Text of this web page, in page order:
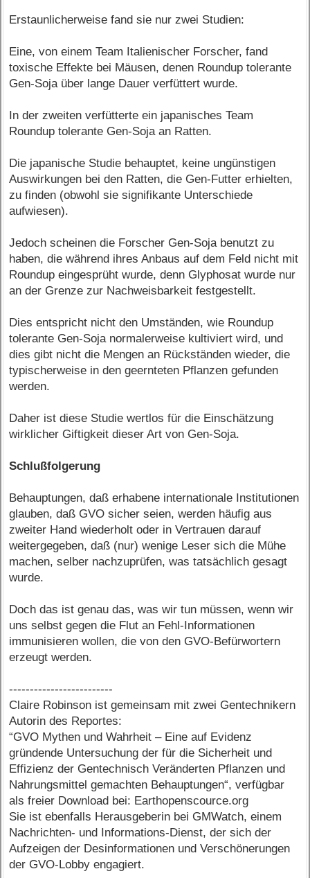
Erstaunlicherweise fand sie nur zwei Studien:
Eine, von einem Team Italienischer Forscher, fand
toxische Effekte bei Mäusen, denen Roundup tolerante
Gen-Soja über lange Dauer verfüttert wurde.
In der zweiten verfütterte ein japanisches Team
Roundup tolerante Gen-Soja an Ratten.
Die japanische Studie behauptet, keine ungünstigen
Auswirkungen bei den Ratten, die Gen-Futter erhielten,
zu finden (obwohl sie signifikante Unterschiede
aufwiesen).
Jedoch scheinen die Forscher Gen-Soja benutzt zu
haben, die während ihres Anbaus auf dem Feld nicht mit
Roundup eingesprüht wurde, denn Glyphosat wurde nur
an der Grenze zur Nachweisbarkeit festgestellt.
Dies entspricht nicht den Umständen, wie Roundup
tolerante Gen-Soja normalerweise kultiviert wird, und
dies gibt nicht die Mengen an Rückständen wieder, die
typischerweise in den geernteten Pflanzen gefunden
werden.
Daher ist diese Studie wertlos für die Einschätzung
wirklicher Giftigkeit dieser Art von Gen-Soja.
Schlußfolgerung
Behauptungen, daß erhabene internationale Institutionen
glauben, daß GVO sicher seien, werden häufig aus
zweiter Hand wiederholt oder in Vertrauen darauf
weitergegeben, daß (nur) wenige Leser sich die Mühe
machen, selber nachzuprüfen, was tatsächlich gesagt
wurde.
Doch das ist genau das, was wir tun müssen, wenn wir
uns selbst gegen die Flut an Fehl-Informationen
immunisieren wollen, die von den GVO-Befürwortern
erzeugt werden.
-------------------------
Claire Robinson ist gemeinsam mit zwei Gentechnikern
Autorin des Reportes:
“GVO Mythen und Wahrheit – Eine auf Evidenz
gründende Untersuchung der für die Sicherheit und
Effizienz der Gentechnisch Veränderten Pflanzen und
Nahrungsmittel gemachten Behauptungen“, verfügbar
als freier Download bei: Earthopenscource.org
Sie ist ebenfalls Herausgeberin bei GMWatch, einem
Nachrichten- und Informations-Dienst, der sich der
Aufzeigen der Desinformationen und Verschönerungen
der GVO-Lobby engagiert.